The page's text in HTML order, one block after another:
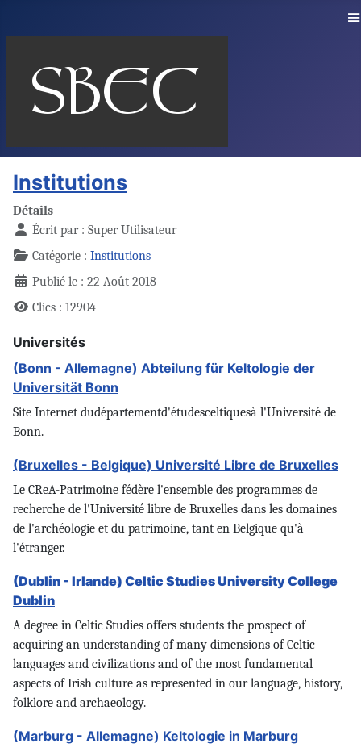
≡
Institutions
Détails
Écrit par : Super Utilisateur
Catégorie : Institutions
Publié le : 22 Août 2018
Clics : 12904
Universités
(Bonn - Allemagne) Abteilung für Keltologie der
Universität Bonn
Site Internet dudépartementd'étudesceltiquesà l'Université de
Bonn.
(Bruxelles - Belgique) Université Libre de Bruxelles
Le CReA-Patrimoine fédère l'ensemble des programmes de
recherche de l'Université libre de Bruxelles dans les domaines
de l'archéologie et du patrimoine, tant en Belgique qu'à
l'étranger.
(Dublin - Irlande) Celtic Studies University College
Dublin
A degree in Celtic Studies offers students the prospect of
acquiring an understanding of many dimensions of Celtic
languages and civilizations and of the most fundamental
aspects of Irish culture as represented in our language, history,
folklore and archaeology.
(Marburg - Allemagne) Keltologie in Marburg